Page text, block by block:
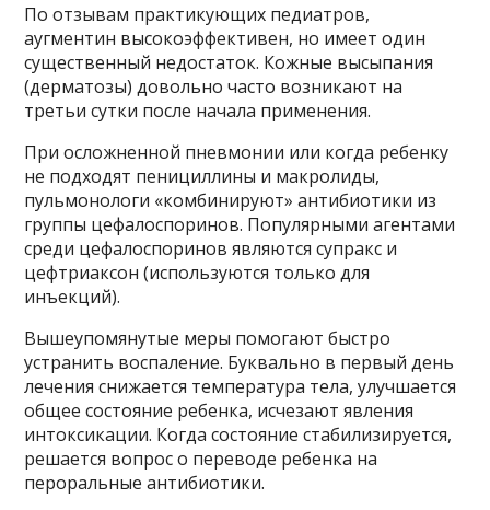
По отзывам практикующих педиатров,
аугментин высокоэффективен, но имеет один
существенный недостаток. Кожные высыпания
(дерматозы) довольно часто возникают на
третьи сутки после начала применения.
При осложненной пневмонии или когда ребенку
не подходят пенициллины и макролиды,
пульмонологи «комбинируют» антибиотики из
группы цефалоспоринов. Популярными агентами
среди цефалоспоринов являются супракс и
цефтриаксон (используются только для
инъекций).
Вышеупомянутые меры помогают быстро
устранить воспаление. Буквально в первый день
лечения снижается температура тела, улучшается
общее состояние ребенка, исчезают явления
интоксикации. Когда состояние стабилизируется,
решается вопрос о переводе ребенка на
пероральные антибиотики.